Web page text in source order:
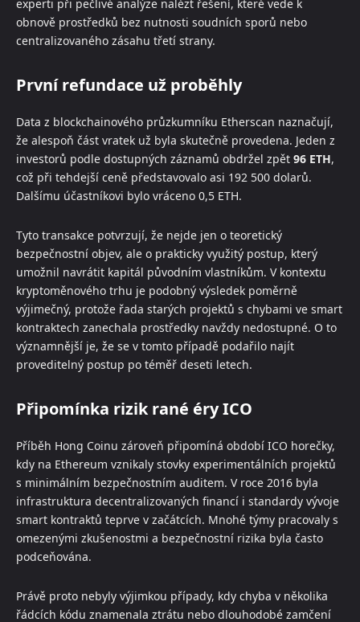
experti při pečlivé analýze nalézt řešení, které vede k
obnově prostředků bez nutnosti soudních sporů nebo
centralizovaného zásahu třetí strany.
První refundace už proběhly
Data z blockchainového průzkumníku Etherscan naznačují,
že alespoň část vratek už byla skutečně provedena. Jeden z
investorů podle dostupných záznamů obdržel zpět 96 ETH,
což při tehdejší ceně představovalo asi 192 500 dolarů.
Dalšímu účastníkovi bylo vráceno 0,5 ETH.
Tyto transakce potvrzují, že nejde jen o teoretický
bezpečnostní objev, ale o prakticky využitý postup, který
umožnil navrátit kapitál původním vlastníkům. V kontextu
kryptoměnového trhu je podobný výsledek poměrně
výjimečný, protože řada starých projektů s chybami ve smart
kontraktech zanechala prostředky navždy nedostupné. O to
významnější je, že se v tomto případě podařilo najít
proveditelný postup po téměř deseti letech.
Připomínka rizik rané éry ICO
Příběh Hong Coinu zároveň připomíná období ICO horečky,
kdy na Ethereum vznikaly stovky experimentálních projektů
s minimálním bezpečnostním auditem. V roce 2016 byla
infrastruktura decentralizovaných financí i standardy vývoje
smart kontraktů teprve v začátcích. Mnohé týmy pracovaly s
omezenými zkušenostmi a bezpečnostní rizika byla často
podceňována.
Právě proto nebyly výjimkou případy, kdy chyba v několika
řádcích kódu znamenala ztrátu nebo dlouhodobé zamčení